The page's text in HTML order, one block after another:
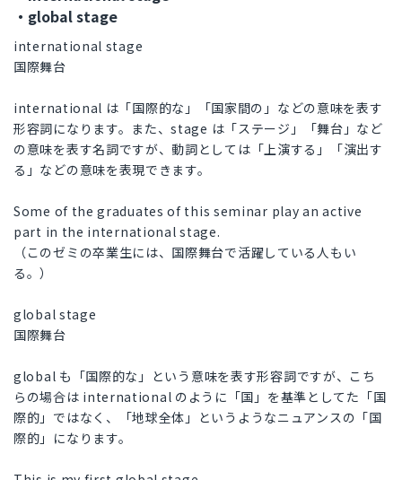
・global stage
international stage
国際舞台
international は「国際的な」「国家間の」などの意味を表す
形容詞になります。また、stage は「ステージ」「舞台」など
の意味を表す名詞ですが、動詞としては「上演する」「演出す
る」などの意味を表現できます。
Some of the graduates of this seminar play an active
part in the international stage.
（このゼミの卒業生には、国際舞台で活躍している人もい
る。）
global stage
国際舞台
global も「国際的な」という意味を表す形容詞ですが、こち
らの場合は international のように「国」を基準としてた「国
際的」ではなく、「地球全体」というようなニュアンスの「国
際的」になります。